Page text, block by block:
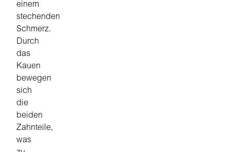
einem
stechenden
Schmerz.
Durch
das
Kauen
bewegen
sich
die
beiden
Zahnteile,
was